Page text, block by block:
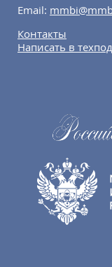
Email:
Контакты
Написать в